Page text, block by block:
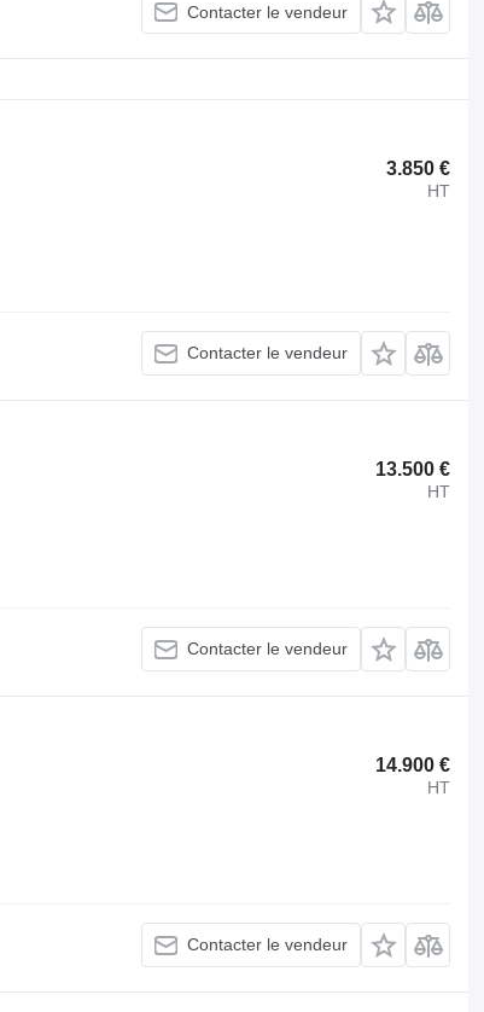
Contacter le vendeur
3.850 €
HT
Contacter le vendeur
13.500 €
HT
Contacter le vendeur
14.900 €
HT
Contacter le vendeur